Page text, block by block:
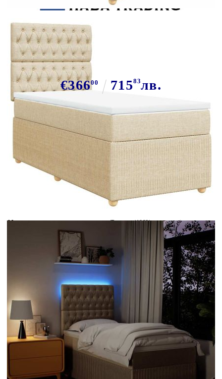
Боксспринг легло с матрак,
кремава, 80x200 см, плат
€36600 71583лв.
В наличност: 16 бр.
Време за доставка: 5 до 9 дни
Безплатна доставка до адрес при плащане по банков път
Материал:
Текстил (100% полиестер)
80 x 200 x 5 см (Ш x Д x В)
55 см
DC 5 V
Дължина на захранващия кабел:
30 м
IP65
Дължина на USB кабела:
150 см
Материал за пълнеж:
Покет пружини, пяна
Твърдост:
Средна
Купи на изплащане
Credit calculator
Боксспринг легло с матрак, кремава, 80x200 см, плат
Please select credit institution